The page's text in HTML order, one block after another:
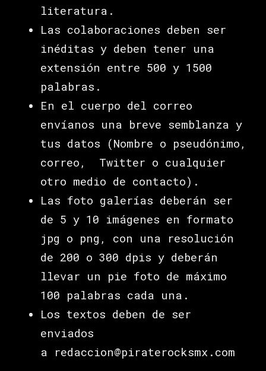
literatura.
Las colaboraciones deben ser
inéditas y deben tener una
extensión entre 500 y 1500
palabras.
En el cuerpo del correo
envíanos una breve semblanza y
tus datos (Nombre o pseudónimo,
correo, Twitter o cualquier
otro medio de contacto).
Las foto galerías deberán ser
de 5 y 10 imágenes en formato
jpg o png, con una resolución
de 200 o 300 dpis y deberán
llevar un pie foto de máximo
100 palabras cada una.
Los textos deben de ser
enviados
a redaccion@piraterocksmx.com